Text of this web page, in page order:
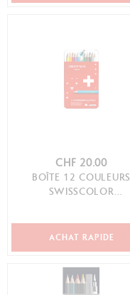
CHF 20.00
BOÎTE 12 COULEURS
SWISSCOLOR
ACHAT RAPIDE